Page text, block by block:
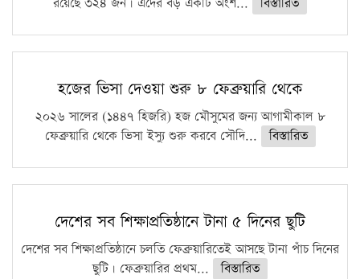
হজের ভিসা দেওয়া শুরু ৮ ফেব্রুয়ারি থেকে
২০২৬ সালের (১৪৪৭ হিজরি) হজ মৌসুমের জন্য আগামীকাল ৮
ফেব্রুয়ারি থেকে ভিসা ইস্যু শুরু করবে সৌদি...
বিস্তারিত
দেশের সব শিক্ষাপ্রতিষ্ঠানে টানা ৫ দিনের ছুটি
দেশের সব শিক্ষাপ্রতিষ্ঠানে চলতি ফেব্রুয়ারিতেই আসছে টানা পাঁচ দিনের
ছুটি। ফেব্রুয়ারির প্রথম...
বিস্তারিত